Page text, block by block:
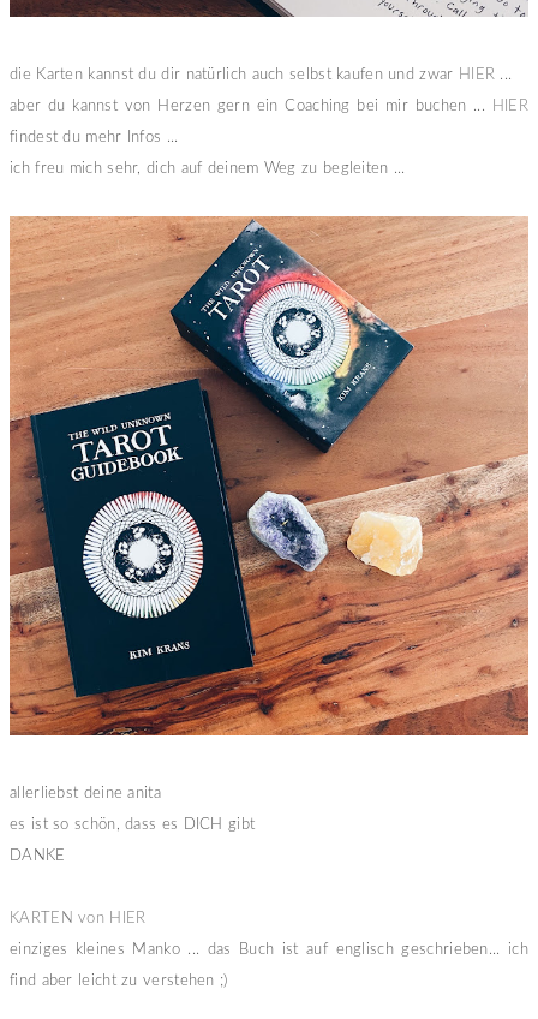
die Karten kannst du dir natürlich auch selbst kaufen und zwar HIER ...
aber du kannst von Herzen gern ein Coaching bei mir buchen ...
HIER
findest du mehr Infos ...
ich freu mich sehr, dich auf deinem Weg zu begleiten ...
allerliebst deine anita
es ist so schön, dass es DICH gibt
DANKE
KARTEN von HIER
einziges kleines Manko ... das Buch ist auf englisch geschrieben... ich
find aber leicht zu verstehen ;)